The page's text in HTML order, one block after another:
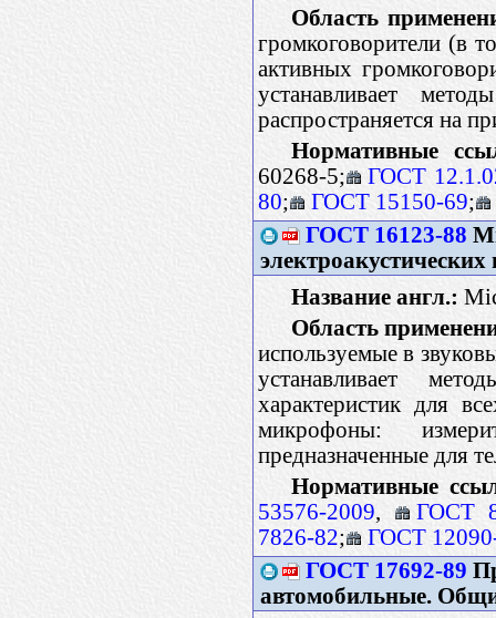
Область
громкоговорители (в
активных
устанавливает
распространяется на
Нормативные
60268-5;
ГОСТ
80; ГОСТ 15150-69;
ГОСТ 16123-88
Название англ.:
Область
используемые в
устанавливает
характеристик для
микрофоны:
предназначенные для
Нормативные
53576-2009,
ГОСТ
7826-82;
ГОСТ
ГОСТ 17692-89
автомобильные.